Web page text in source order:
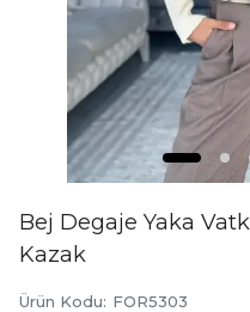
Bej Degaje Yaka
Kazak
Ürün Kodu: FOR5303